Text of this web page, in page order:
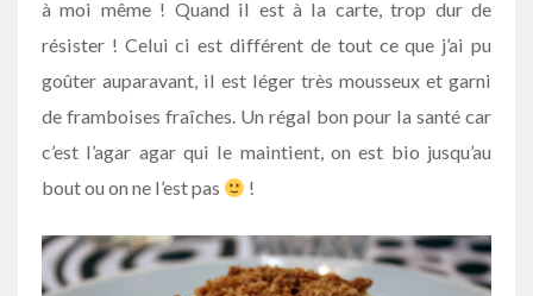
à moi même ! Quand il est à la carte, trop dur de
résister ! Celui ci est différent de tout ce que j’ai pu
goûter auparavant, il est léger très mousseux et garni
de framboises fraîches. Un régal bon pour la santé car
c’est l’agar agar qui le maintient, on est bio jusqu’au
bout ou on ne l’est pas
!